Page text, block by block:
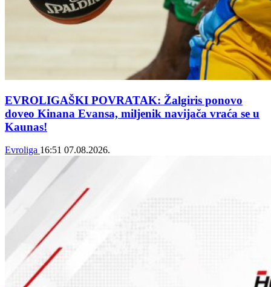
EVROLIGAŠKI POVRATAK: Žalgiris ponovo
doveo Kinana Evansa, miljenik navijača vraća se u
Kaunas!
Evroliga 16:51 07.08.2026.